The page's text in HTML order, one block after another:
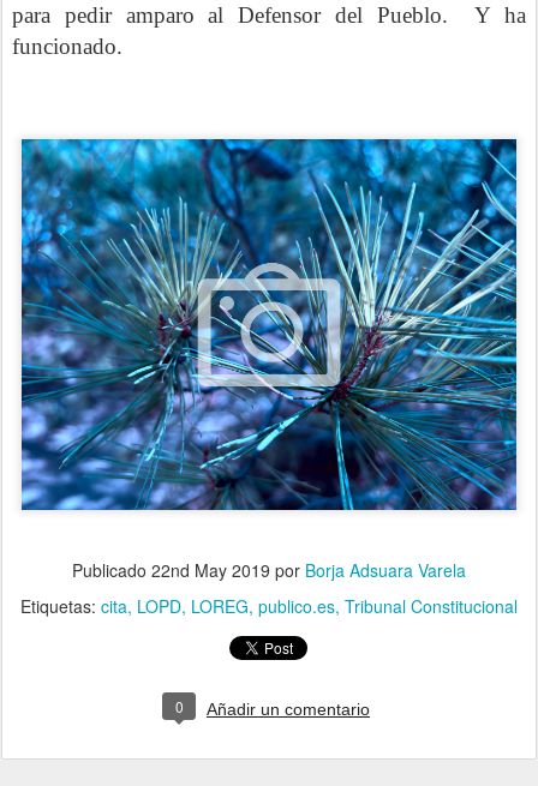
para pedir amparo al Defensor del Pueblo. Y ha
funcionado.
Publicado 22nd May 2019 por Borja Adsuara Varela
Etiquetas: cita LOPD LOREG publico.es Tribunal Constitucional
0 Añadir un comentario